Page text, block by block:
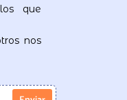
que
nos